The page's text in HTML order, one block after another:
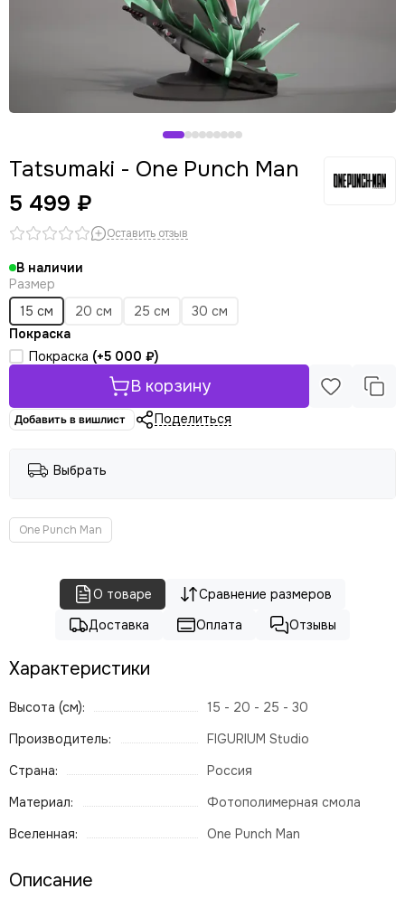
Panty & Stocking with Garterbelt
Tatsumaki - One Punch Man
5 499 ₽
Оставить отзыв
В наличии
Размер
15 см
20 см 25 см
30 см
Покраска
Покраска (+5 000 ₽)
В корзину
Добавить в вишлист Поделиться
Выбрать
One Punch Man
О товаре
Сравнение размеров
Доставка
Оплата Отзывы
Характеристики
Высота (см):
15 - 20 - 25 - 30
Производитель:
FIGURIUM Studio
Страна:
Россия
Материал:
Фотополимерная смола
Вселенная:
One Punch Man
Описание